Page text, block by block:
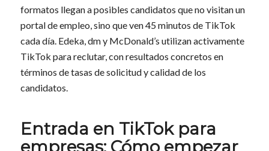
formatos llegan a posibles candidatos que no visitan un
portal de empleo, sino que ven 45 minutos de TikTok
cada día. Edeka, dm y McDonald’s utilizan activamente
TikTok para reclutar, con resultados concretos en
términos de tasas de solicitud y calidad de los
candidatos.
Entrada en TikTok para
empresas: Cómo empezar